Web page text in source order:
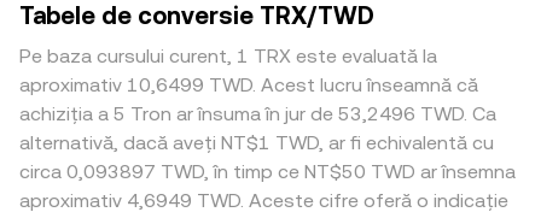
Tabele de conversie TRX/TWD
Pe baza cursului curent, 1 TRX este evaluată la
aproximativ 10,6499 TWD. Acest lucru înseamnă că
achiziția a 5 Tron ar însuma în jur de 53,2496 TWD. Ca
alternativă, dacă aveți NT$1 TWD, ar fi echivalentă cu
circa 0,093897 TWD, în timp ce NT$50 TWD ar însemna
aproximativ 4,6949 TWD. Aceste cifre oferă o indicație